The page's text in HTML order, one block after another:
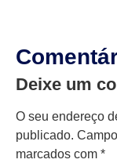
Deixe um
O seu endereço
publicado.
marcados com *